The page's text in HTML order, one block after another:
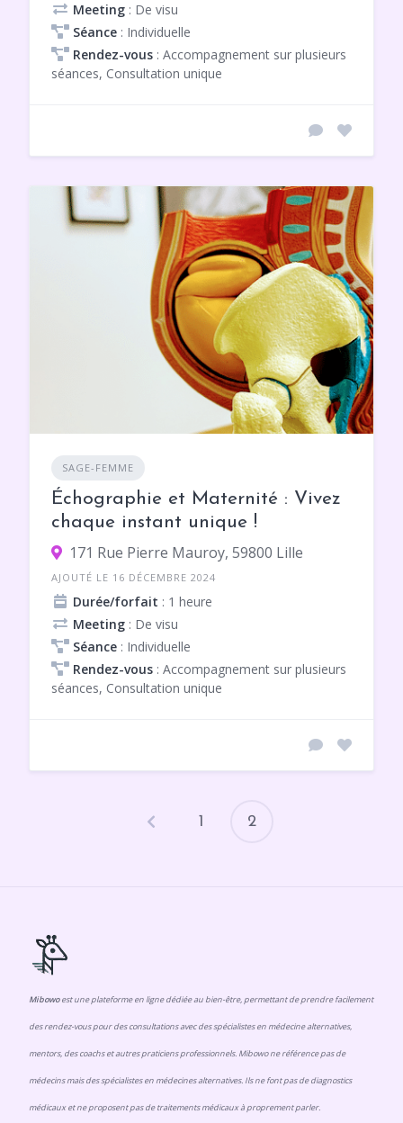
Meeting : De visu
Séance : Individuelle
Rendez-vous : Accompagnement sur plusieurs
séances, Consultation unique
SAGE-FEMME
Échographie et Maternité : Vivez
chaque instant unique !
171 Rue Pierre Mauroy, 59800 Lille
AJOUTÉ LE 16 DÉCEMBRE 2024
Durée/forfait : 1 heure
Meeting : De visu
Séance : Individuelle
Rendez-vous : Accompagnement sur plusieurs
séances, Consultation unique
1 2
Mibowoest une plateforme en ligne dédiée au bien-être, permettant de prendre facilement
des rendez-vous pour des consultations avec des spécialistes en médecine alternatives,
mentors, des coachs et autres praticiens professionnels. Mibowo ne référence pas de
médecins mais des spécialistes en médecines alternatives. Ils ne font pas de diagnostics
médicaux et ne proposent pas de traitements médicaux à proprement parler.